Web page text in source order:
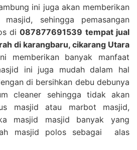
ini juga akan memberikan
sehingga pemasangan
di087877691539 tempat jual
di karangbaru, cikarang Utara
memberikan banyak manfaat
ini juga mudah dalam hal
di bersihkan debu debunya
cleaner sehingga tidak akan
masjid atau marbot masjid,
masjid masjid banyak yang
masjid polos sebagai alas